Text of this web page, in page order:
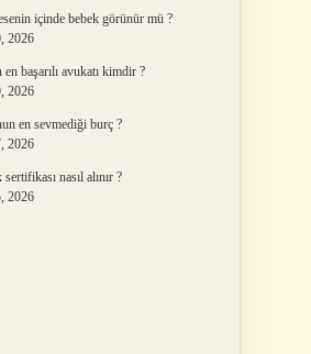
içinde bebek görünür mü ?
2026
başarılı avukatı kimdir ?
2026
en sevmediği burç ?
2026
sertifikası nasıl alınır ?
2026